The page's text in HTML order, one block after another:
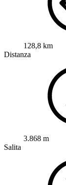
128,8 km
Distanza
3.868 m
Salita